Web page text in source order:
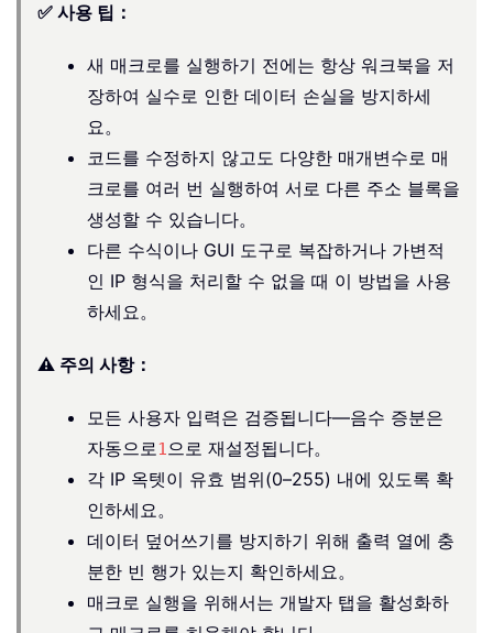
✅ 사용 팁：
새 매크로를 실행하기 전에는 항상 워크북을 저
장하여 실수로 인한 데이터 손실을 방지하세
요。
코드를 수정하지 않고도 다양한 매개변수로 매
크로를 여러 번 실행하여 서로 다른 주소 블록을
생성할 수 있습니다。
다른 수식이나 GUI 도구로 복잡하거나 가변적
인 IP 형식을 처리할 수 없을 때 이 방법을 사용
하세요。
⚠️ 주의 사항：
모든 사용자 입력은 검증됩니다—음수 증분은
자동으로1으로 재설정됩니다。
각 IP 옥텟이 유효 범위(0–255) 내에 있도록 확
인하세요。
데이터 덮어쓰기를 방지하기 위해 출력 열에 충
분한 빈 행가 있는지 확인하세요。
매크로 실행을 위해서는 개발자 탭을 활성화하